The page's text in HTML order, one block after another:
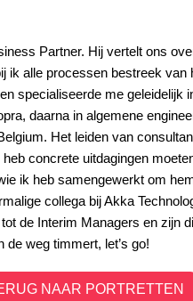
Partner. Hij vertelt ons
alle processen bestreek
specialiseerde me
daarna in algemene
Het leiden van
concrete uitdagingen
ik heb samengewerkt om
collega bij Akka
de Interim Managers en zijn
weg timmert, let’s go!
NAAR PORTRETTEN